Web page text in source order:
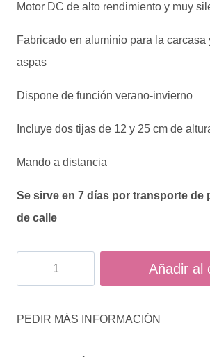
Motor DC de alto rendimiento y muy
Fabricado en aluminio para la carcasa
aspas
Dispone de función verano-invierno
Incluye dos tijas de 12 y 25 cm de
Mando a distancia
Se sirve en 7 días por transporte de
de calle
VENTILADOR
LED
Añadir al
PEDIR MÁS INFORMACIÓN